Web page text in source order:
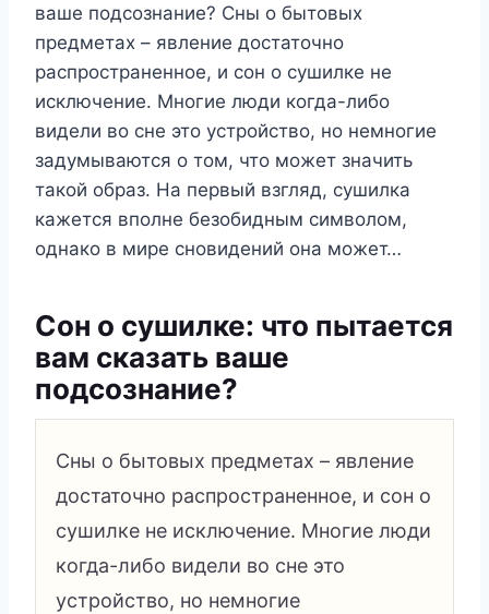
ваше подсознание? Сны о бытовых
предметах – явление достаточно
распространенное, и сон о сушилке не
исключение. Многие люди когда-либо
видели во сне это устройство, но немногие
задумываются о том, что может значить
такой образ. На первый взгляд, сушилка
кажется вполне безобидным символом,
однако в мире сновидений она может…
Сон о сушилке: что пытается
вам сказать ваше
подсознание?
Сны о бытовых предметах – явление
достаточно распространенное, и сон о
сушилке не исключение. Многие люди
когда-либо видели во сне это
устройство, но немногие